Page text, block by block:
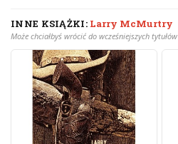
INNE KSIĄŻKI: Larry McMurtry
Może chciałbyś wrócić do wcześniejszych tytułów